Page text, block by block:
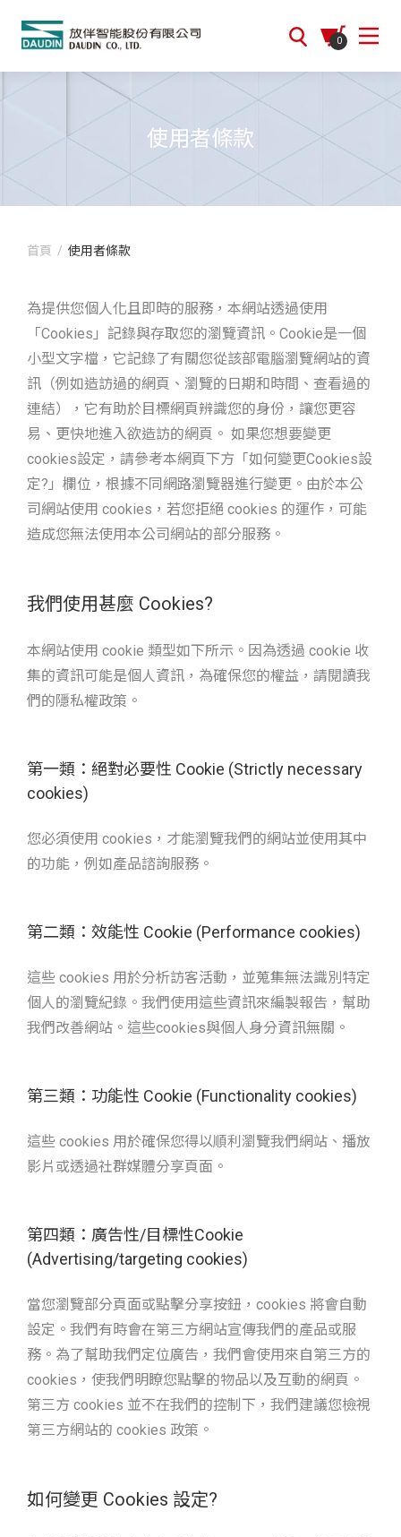
0
使用者條款
首頁 / 使用者條款
為提供您個人化且即時的服務，本網站透過使用
「Cookies」記錄與存取您的瀏覽資訊。Cookie是一個
小型文字檔，它記錄了有關您從該部電腦瀏覽網站的資
訊（例如造訪過的網頁、瀏覽的日期和時間、查看過的
連結），它有助於目標網頁辨識您的身份，讓您更容
易、更快地進入欲造訪的網頁。 如果您想要變更
cookies設定，請參考本網頁下方「如何變更Cookies設
定?」欄位，根據不同網路瀏覽器進行變更。由於本公
司網站使用 cookies，若您拒絕 cookies 的運作，可能
造成您無法使用本公司網站的部分服務。
我們使用甚麼 Cookies?
本網站使用 cookie 類型如下所示。因為透過 cookie 收
集的資訊可能是個人資訊，為確保您的權益，請閱讀我
們的隱私權政策。
第一類：絕對必要性 Cookie (Strictly necessary
cookies)
您必須使用 cookies，才能瀏覽我們的網站並使用其中
的功能，例如產品諮詢服務。
第二類：效能性 Cookie (Performance cookies)
這些 cookies 用於分析訪客活動，並蒐集無法識別特定
個人的瀏覽紀錄。我們使用這些資訊來編製報告，幫助
我們改善網站。這些cookies與個人身分資訊無關。
第三類：功能性 Cookie (Functionality cookies)
這些 cookies 用於確保您得以順利瀏覽我們網站、播放
影片或透過社群媒體分享頁面。
第四類：廣告性/目標性Cookie
(Advertising/targeting cookies)
當您瀏覽部分頁面或點擊分享按鈕，cookies 將會自動
設定。我們有時會在第三方網站宣傳我們的產品或服
務。為了幫助我們定位廣告，我們會使用來自第三方的
cookies，使我們明瞭您點擊的物品以及互動的網頁。
第三方 cookies 並不在我們的控制下，我們建議您檢視
第三方網站的 cookies 政策。
如何變更 Cookies 設定?